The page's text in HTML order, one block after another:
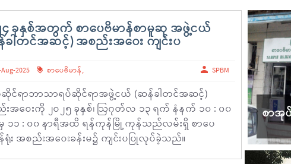
၄ ခုနှစ်အတွက် စာပေဗိမာန်စာမူဆု အဖွဲ့ငယ်
ါတင်အဆင့်) အစည်းအဝေး ကျင်းပ
2025 စာပေဗိမာန်, SPBM
င်ရာဘာသာရပ်ဆိုင်ရာအဖွဲ့ငယ် (ဆန်ခါတင်အဆင့်)
အဝေးကို ၂ဝ၂၅ ခုနှစ်၊ ဩဂုတ်လ ၁၃ ရက် နံနက် ၁၀ : ၀၀
၁၁ : ၀၀ နာရီအထိ ရန်ကုန်မြို့ ကုန်သည်လမ်းရှိ စာပေ
ရုံး အစည်းအဝေးခန်းမ၌ ကျင်းပပြုလုပ်ခဲ့သည်။
စာအု